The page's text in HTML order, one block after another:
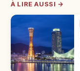
À LIRE AUSSI →